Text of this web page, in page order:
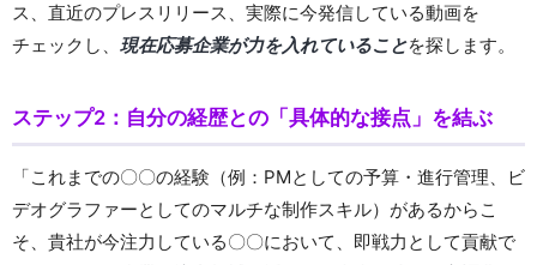
ス、直近のプレスリリース、実際に今発信している動画を
チェックし、 現在応募企業が力を入れていることを探します。
ステップ2：自分の経歴との「具体的な接点」を結ぶ
「これまでの〇〇の経験（例：PMとしての予算・進行管理、ビ
デオグラファーとしてのマルチな制作スキル）があるからこ
そ、貴社が今注力している〇〇において、即戦力として貢献で